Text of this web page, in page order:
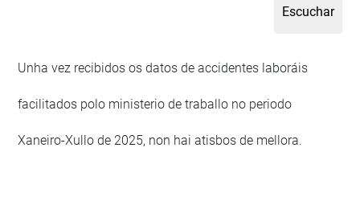
Unha vez recibidos os datos de accidentes laboráis
facilitados polo ministerio de traballo no periodo
Xaneiro-Xullo de 2025, non hai atisbos de mellora.